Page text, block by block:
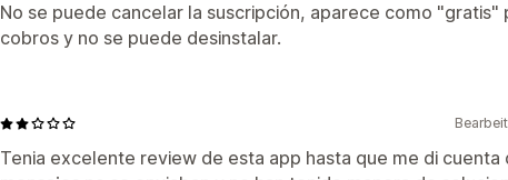
No se puede cancelar la suscripción, aparece como "gratis"
cobros y no se puede desinstalar.
Tenia excelente review de esta app hasta que me di cuenta